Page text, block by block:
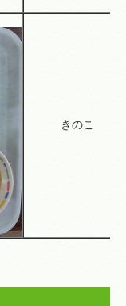
きのこ